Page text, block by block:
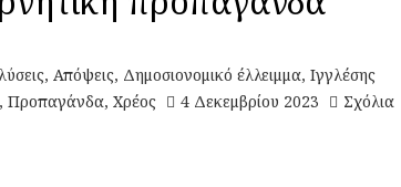
, Απόψεις, Δημοσιονομικό έλλειμμα, Ιγγλέσης
, Προπαγάνδα, Χρέος 4 Δεκεμβρίου 2023
Σχόλια